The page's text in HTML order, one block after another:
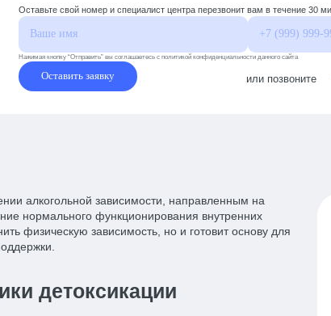
Оставьте свой номер и специалист центра перезвонит вам в течение 30
Нажимая кнопку “Отправить” вы соглашаетесь с политикой конфиденциальности данного сайта
Оставить заявку или позвоните
алкогольной зависимости, направленным на
нормального функционирования внутренних
физическую зависимость, но и готовит основу для
детоксикации